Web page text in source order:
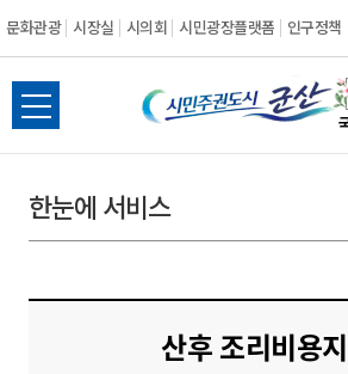
문화관광 시장실 시의회 시민광장플랫폼 인구정책
시
민
도
전
체
뉴
열
한눈에 서비스
산후 조리비용